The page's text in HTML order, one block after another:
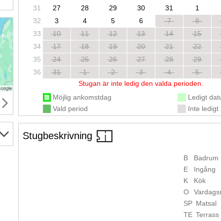
31
27 28 29 30 31
1
32
3 4 5 6 7
8
33
10 11 12 13 14
15
34
17 18 19 20 21
22
35
24 25 26 27 28
29
36
31 1 2 3 4
5
Stugan är inte ledig den valda perioden.
Möjlig ankomstdag
Vald period
Ledigt
Inte ledigt
Stugbeskrivning
B
Badrum
E
Ingång
K
Kök
O
SP Matsal
TE Terrass